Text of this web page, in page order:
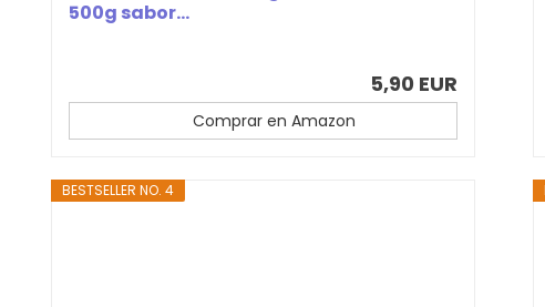
500g sabor...
5,90 EUR
Comprar en Amazon
BESTSELLER NO. 4